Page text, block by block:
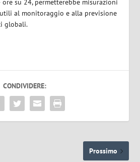
su 24, permetterebbe misurazioni
al monitoraggio e alla previsione
globali.
CONDIVIDERE:
Prossimo